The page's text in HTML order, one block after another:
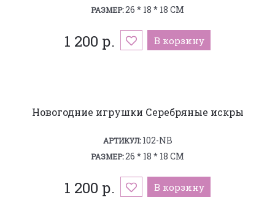
РАЗМЕР:26 * 18 * 18 СМ
1 200 р. В корзину
Новогодние игрушки Серебряные искры
АРТИКУЛ:102-NB
РАЗМЕР:26 * 18 * 18 СМ
1 200 р. В корзину